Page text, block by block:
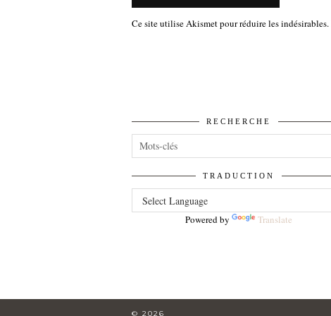
Ce site utilise Akismet pour réduire les indésirables.
RECHERCHE
TRADUCTION
Powered by Translate
© 2026